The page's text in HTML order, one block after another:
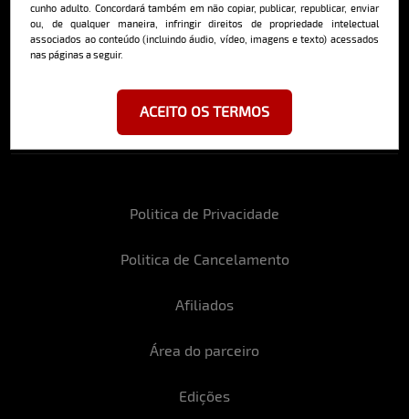
cunho adulto. Concordará também em não copiar, publicar, republicar, enviar
ou, de qualquer maneira, infringir direitos de propriedade intelectual
associados ao conteúdo (incluindo áudio, vídeo, imagens e texto) acessados
nas páginas a seguir.
ACEITO OS TERMOS
Politica de Privacidade
Politica de Cancelamento
Afiliados
Área do parceiro
Edições
e aceita nossos termos de uso da web e política de privacidade e